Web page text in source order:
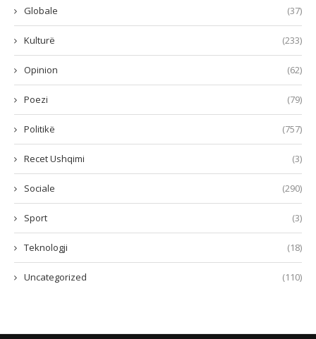
Globale (37)
Kulturë (233)
Opinion (62)
Poezi (79)
Politikë (757)
Recet Ushqimi (3)
Sociale (290)
Sport (3)
Teknologji (18)
Uncategorized (110)